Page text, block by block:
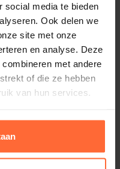
social media te bieden
Ook delen we
site met onze
en analyse. Deze
met andere
of die ze hebben
van hun services.